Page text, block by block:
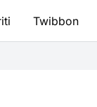
Twibbon